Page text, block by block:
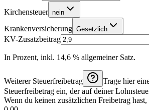
Kirchensteuer nein
Krankenversicherung Gesetzlich
KV-Zusatzbeitrag
In Prozent, inkl. 14,6 % allgemeiner Satz.
Weiterer Steuerfreibetrag
Trage hier
Steuerfreibetrag ein, der auf deiner
Wenn du keinen zusätzlichen Freibetrag